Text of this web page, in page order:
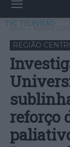
TVC TELEVISÃO
Início REGIÃO
REGIÃO
reforço